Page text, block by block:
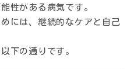
性がある病気です。
には、継続的なケアと自己
下の通りです。